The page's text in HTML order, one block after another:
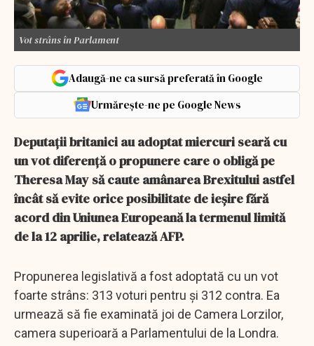
Vot strâns în Parlament
Adaugă-ne ca sursă preferată în Google
Urmărește-ne pe Google News
Deputaţii britanici au adoptat miercuri seară cu
un vot diferenţă o propunere care o obligă pe
Theresa May să caute amânarea Brexitului astfel
încât să evite orice posibilitate de ieşire fără
acord din Uniunea Europeană la termenul limită
de la 12 aprilie, relatează AFP.
Propunerea legislativă a fost adoptată cu un vot
foarte strâns: 313 voturi pentru şi 312 contra. Ea
urmează să fie examinată joi de Camera Lorzilor,
camera superioară a Parlamentului de la Londra.